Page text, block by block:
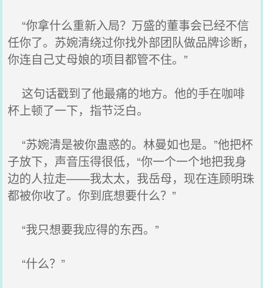
“你拿什么重新入局？万盛的董事会已经不信
任你了。苏婉清绕过你找外部团队做品牌诊断，
你连自己丈母娘的项目都管不住。”
这句话戳到了他最痛的地方。他的手在咖啡
杯上顿了一下，指节泛白。
“苏婉清是被你蛊惑的。林曼如也是。”他把杯
子放下，声音压得很低，“你一个一个地把我身
边的人拉走——我太太，我岳母，现在连顾明珠
都被你收了。你到底想要什么？”
“我只想要我应得的东西。”
“什么？”